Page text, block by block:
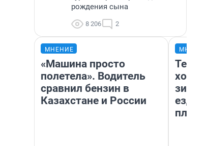
рождения сына
8 206 2
МНЕНИЕ
«Машина просто
полетела». Водитель
сравнил бензин в
Казахстане и России
ездит